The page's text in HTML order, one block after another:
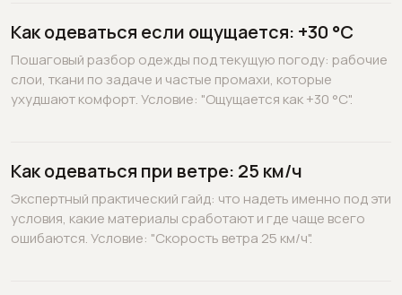
Как одеваться если ощущается: +30 °C
Пошаговый разбор одежды под текущую погоду: рабочие
слои, ткани по задаче и частые промахи, которые
ухудшают комфорт. Условие: "Ощущается как +30 °C".
Как одеваться при ветре: 25 км/ч
Экспертный практический гайд: что надеть именно под эти
условия, какие материалы сработают и где чаще всего
ошибаются. Условие: "Скорость ветра 25 км/ч".